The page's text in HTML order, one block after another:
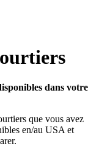
dans votre
que vous avez
en/au USA et